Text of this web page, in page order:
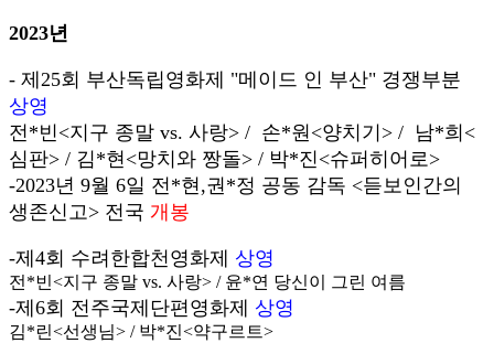
2023년
- 제25회 부산독립영화제 "메이드 인 부산" 경쟁부분
상영
전*빈<지구 종말 vs. 사랑> / 손*원<양치기> / 남*희<
심판> / 김*현<망치와 짱돌> / 박*진<슈퍼히어로>
-2023년 9월 6일 전*현,권*정 공동 감독 <듣보인간의
생존신고> 전국 개봉
-제4회 수려한합천영화제 상영
전*빈<지구 종말 vs. 사랑> / 윤*연 당신이 그린 여름
-제6회 전주국제단편영화제 상영
김*린<선생님> / 박*진<약구르트>